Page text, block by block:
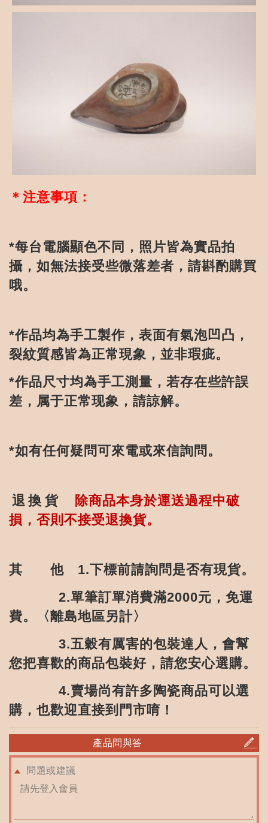
＊注意事項：
*每台電腦顯色不同，照片皆為實品拍
攝，如無法接受些微落差者，請斟酌購買
哦。
*作品均為手工製作，表面有氣泡凹凸，
裂紋質感皆為正常現象，並非瑕疵。
*作品尺寸均為手工測量，若存在些許誤
差，属于正常现象，請諒解。
*如有任何疑問可來電或來信詢問。
退換 貨
除商品本身於運送過程中破
損，否則不接受退換貨。
其 他 1.下標前請詢問是否有現貨。
2.單筆訂單消費滿2000元，免運
費。〈離島地區另計〉
3.五穀有厲害的包裝達人，會幫
您把喜歡的商品包裝好，請您安心選購。
4.賣場尚有許多陶瓷商品可以選
購，也歡迎直接到門市唷！
產品問與答
問題或建議